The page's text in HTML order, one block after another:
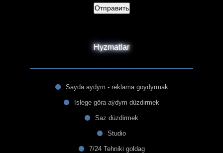
Отправить
Hyzmatlar
Sayda aydym - reklama goydyrmak
Islege göra aýdym düzdirmek
Saz düzdirmek
Studio
7/24 Tehniki goldag